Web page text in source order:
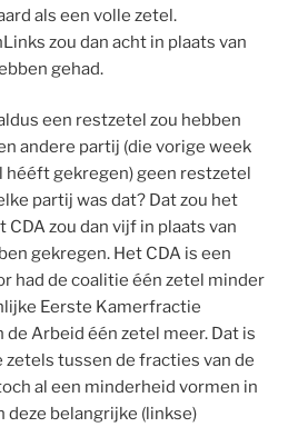
als een volle zetel.
zou dan acht in plaats van
gehad.
een restzetel zou hebben
andere partij (die vorige week
hééft gekregen) geen restzetel
partij was dat? Dat zou het
CDA zou dan vijf in plaats van
gekregen. Het CDA is een
had de coalitie één zetel minder
Eerste Kamerfractie
Arbeid één zetel meer. Dat is
tussen de fracties van de
al een minderheid vormen in
deze belangrijke (linkse)